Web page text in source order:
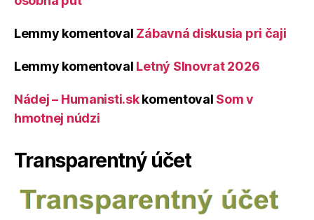
Lemmy komentoval Zábavná diskusia pri čaji
Lemmy komentoval Letný Slnovrat 2026
Nádej – Humanisti.skkomentoval Som v
hmotnej núdzi
Transparentný účet